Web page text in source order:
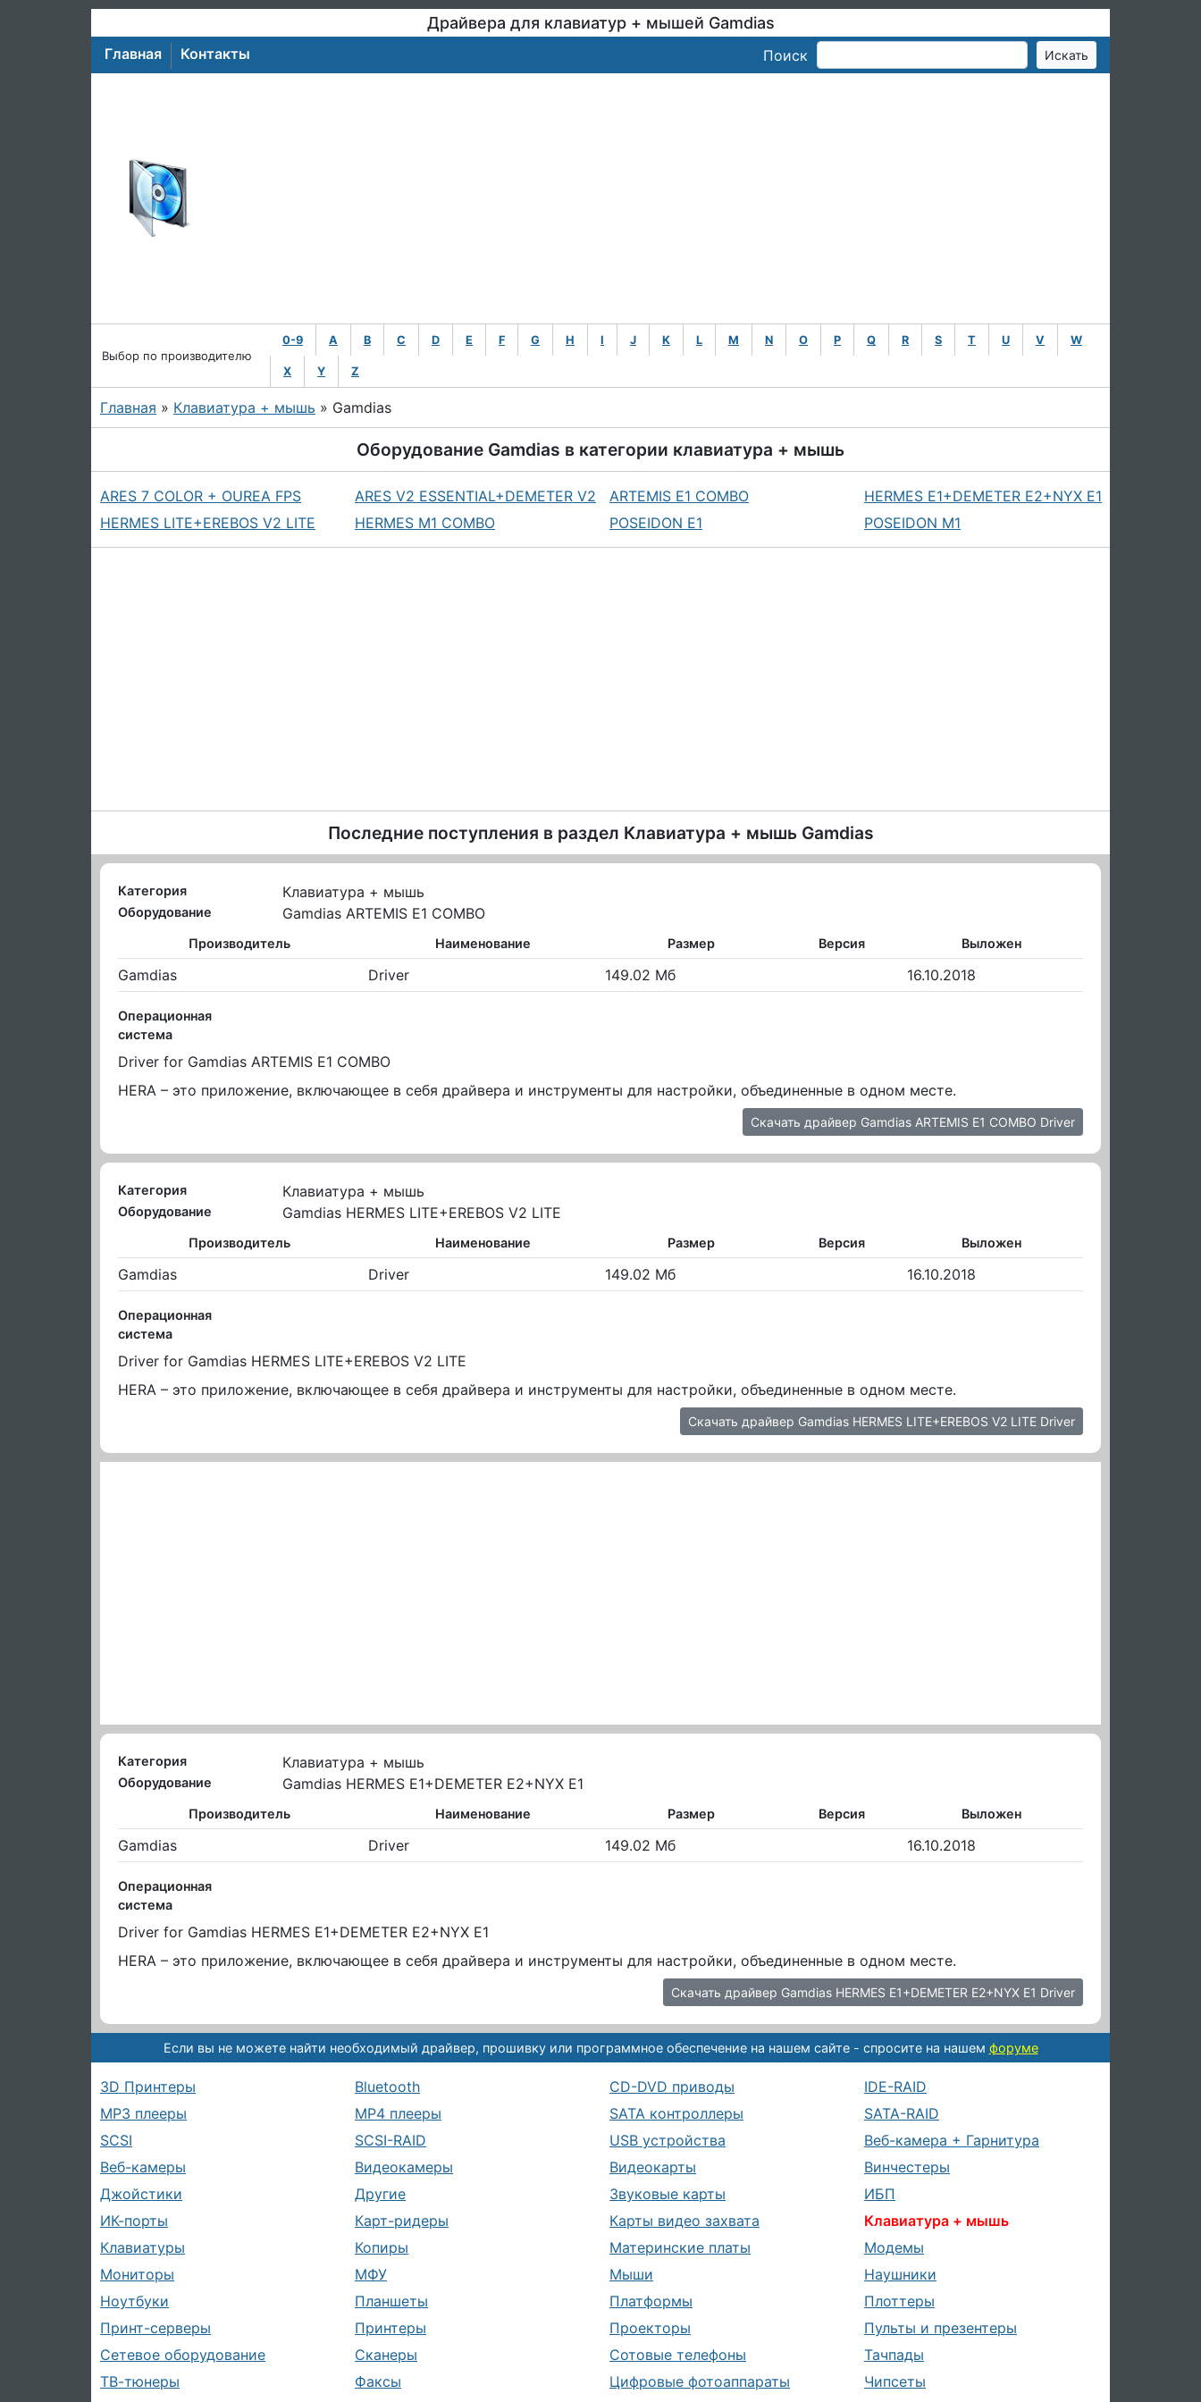
Драйвера для клавиатур + мышей Gamdias
Главная Контакты Поиск
Выбор по производителю
0-9 A B C D E F G H I J K L M N O P Q R S T U V W
X Y Z
Главная » Клавиатура + мышь » Gamdias
Оборудование Gamdias в категории клавиатура + мышь
ARES 7 COLOR + OUREA FPS ARES V2 ESSENTIAL+DEMETER V2 ARTEMIS E1 COMBO
HERMES E1+DEMETER E2+NYX E1
HERMES LITE+EREBOS V2 LITE
HERMES M1 COMBO POSEIDON E1 POSEIDON M1
Последние поступления в раздел Клавиатура + мышь Gamdias
Категория Клавиатура + мышь
Оборудование Gamdias ARTEMIS E1 COMBO
Производитель Наименование Размер Версия Выложен
Gamdias Driver 149.02 Мб 16.10.2018
Операционная
система
Driver for Gamdias ARTEMIS E1 COMBO
HERA – это приложение, включающее в себя драйвера и инструменты для настройки, объединенные в одном месте.
Скачать драйвер Gamdias ARTEMIS E1 COMBO Driver
Категория Клавиатура + мышь
Оборудование Gamdias HERMES LITE+EREBOS V2 LITE
Производитель Наименование Размер Версия Выложен
Gamdias Driver 149.02 Мб 16.10.2018
Операционная
система
Driver for Gamdias HERMES LITE+EREBOS V2 LITE
HERA – это приложение, включающее в себя драйвера и инструменты для настройки, объединенные в одном месте.
Скачать драйвер Gamdias HERMES LITE+EREBOS V2 LITE Driver
Категория Клавиатура + мышь
Оборудование Gamdias HERMES E1+DEMETER E2+NYX E1
Производитель Наименование Размер Версия Выложен
Gamdias Driver 149.02 Мб 16.10.2018
Операционная
система
Driver for Gamdias HERMES E1+DEMETER E2+NYX E1
HERA – это приложение, включающее в себя драйвера и инструменты для настройки, объединенные в одном месте.
Скачать драйвер Gamdias HERMES E1+DEMETER E2+NYX E1 Driver
Если вы не можете найти необходимый драйвер, прошивку или программное обеспечение на нашем сайте - спросите на нашем форуме
3D Принтеры Bluetooth CD-DVD приводы
IDE-RAID
MP3 плееры
MP4 плееры SATA контроллеры
SATA-RAID
SCSI
SCSI-RAID USB устройства
Веб-камера + Гарнитура
Веб-камеры
Видеокамеры Видеокарты
Винчестеры
Джойстики
Другие Звуковые карты
ИБП
ИК-порты
Карт-ридеры Карты видео захвата
Клавиатура + мышь
Клавиатуры
Копиры Материнские платы
Модемы
Мониторы
МФУ Мыши
Наушники
Ноутбуки
Планшеты Платформы
Плоттеры
Принт-серверы
Принтеры Проекторы
Пульты и презентеры
Сетевое оборудование
Сканеры Сотовые телефоны
Тачпады
ТВ-тюнеры
Факсы Цифровые фотоаппараты Чипсеты